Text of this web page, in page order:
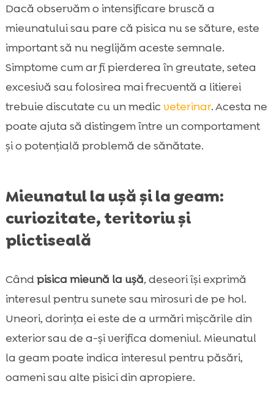
Dacă observăm o intensificare bruscă a
mieunatului sau pare că pisica nu se săture, este
important să nu neglijăm aceste semnale.
Simptome cum ar fi pierderea în greutate, setea
excesivă sau folosirea mai frecventă a litierei
trebuie discutate cu un medic veterinar. Acesta ne
poate ajuta să distingem între un comportament
și o potențială problemă de sănătate.
Mieunatul la ușă și la geam:
curiozitate, teritoriu și
plictiseală
Cândpisica mieună la ușă, deseori își exprimă
interesul pentru sunete sau mirosuri de pe hol.
Uneori, dorința ei este de a urmări mișcările din
exterior sau de a-și verifica domeniul. Mieunatul
la geam poate indica interesul pentru păsări,
oameni sau alte pisici din apropiere.